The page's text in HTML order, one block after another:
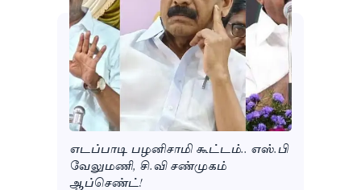
எடப்பாடி பழனிசாமி கூட்டம்.. எஸ்.பி
வேலுமணி, சி.வி சண்முகம்
ஆப்செண்ட்!